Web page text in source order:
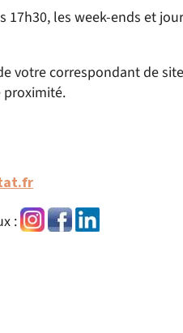
17h30, les week-ends et
votre correspondant de
proximité.
: